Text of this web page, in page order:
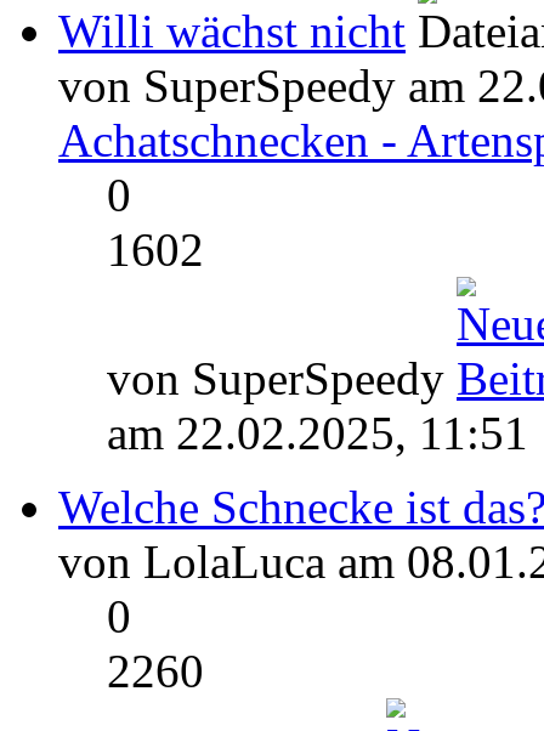
Willi wächst nicht
von SuperSpeedy am
Achatschnecken -
0
1602
von SuperSpeedy
am 22.02.2025, 11:51
Welche Schnecke ist
von LolaLuca am
0
2260